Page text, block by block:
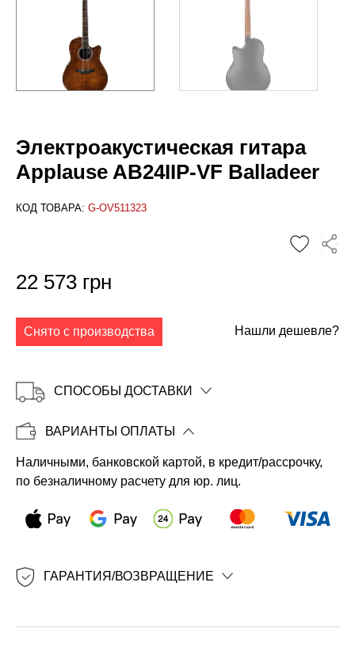
Электроакустическая гитара
Applause AB24IIP-VF Balladeer
КОД ТОВАРА: G-OV511323
Копировать
22 573 грн
Снято с производства Нашли дешевле?
СПОСОБЫ ДОСТАВКИ
ВАРИАНТЫ ОПЛАТЫ
Наличными, банковской картой, в кредит/рассрочку,
по безналичному расчету для юр. лиц.
ГАРАНТИЯ/ВОЗВРАЩЕНИЕ